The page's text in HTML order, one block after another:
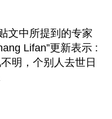
文中所提到的专家
Lifan”更新表示 :
明，个别人去世日